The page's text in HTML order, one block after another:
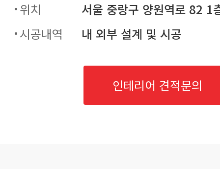
위치
서울 중랑구 양원역로 82 1
시공내역
내 외부 설계 및 시공
인테리어 견적문의